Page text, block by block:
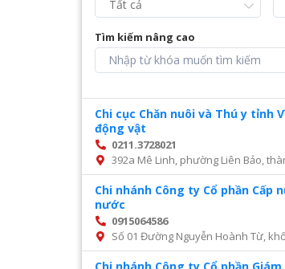
Tìm kiếm nâng cao
Chi cục Chăn nuôi và Thú y tỉnh
động vật
0211.3728021
392a Mê Linh, phường Liên Bảo,
Chi nhánh Công ty Cổ phần
nước
0915064586
Số 01 Đường Nguyễn Hoành Từ,
Chi nhánh Công ty Cổ phần Giám